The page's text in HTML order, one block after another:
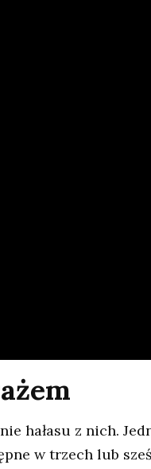
hałasu z nich.
w trzech lub